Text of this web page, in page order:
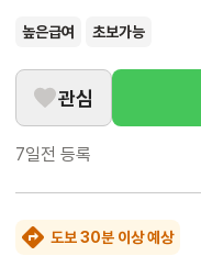
높은급여 초보가능
관심
7일전 등록
도보 30분 이상 예상